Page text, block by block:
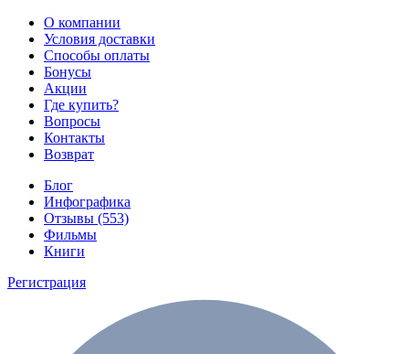
О компании
Условия доставки
Способы оплаты
Бонусы
Акции
Где купить?
Вопросы
Контакты
Возврат
Блог
Инфографика
Отзывы (553)
Фильмы
Книги
Регистрация